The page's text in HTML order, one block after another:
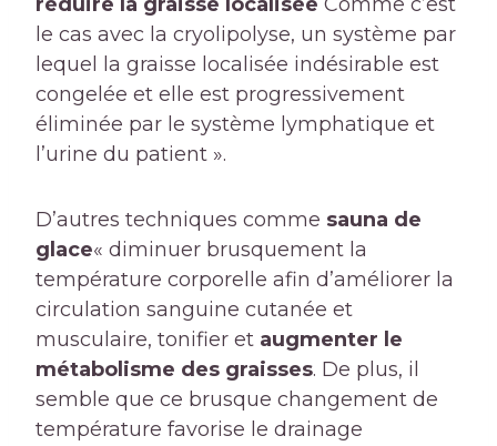
le cas avec la cryolipolyse, un système par
lequel la graisse localisée indésirable est
congelée et elle est progressivement
éliminée par le système lymphatique et
l’urine du patient ».
D’autres techniques comme sauna de
glace« diminuer brusquement la
température corporelle afin d’améliorer la
circulation sanguine cutanée et
musculaire, tonifier et augmenter le
métabolisme des graisses. De plus, il
semble que ce brusque changement de
température favorise le drainage